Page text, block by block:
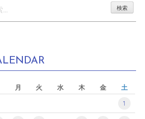
月 火 水 木 金 土
1